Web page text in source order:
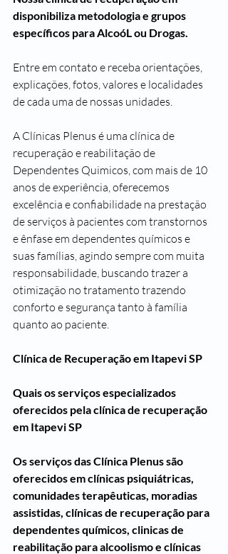
disponibiliza metodologia e grupos
específicos para AlcoóL ou Drogas.
Entre em contato e receba orientações,
explicações, fotos, valores e localidades
de cada uma de nossas unidades.
A Clínicas Plenus é uma clínica de
recuperação e reabilitação de
Dependentes Quimicos, com mais de 10
anos de experiência, oferecemos
excelência e confiabilidade na prestação
de serviços à pacientes com transtornos
e ênfase em dependentes químicos e
suas famílias, agindo sempre com muita
responsabilidade, buscando trazer a
otimização no tratamento trazendo
conforto e segurança tanto à família
quanto ao paciente.
Clínica de Recuperação em Itapevi SP
Quais os serviços especializados
oferecidos pela clínica de recuperação
em Itapevi SP
Os serviços das Clínica Plenus são
oferecidos em clínicas psiquiátricas,
comunidades terapêuticas, moradias
assistidas, clínicas de recuperação para
dependentes químicos, clinicas de
reabilitação para alcoolismo e clínicas